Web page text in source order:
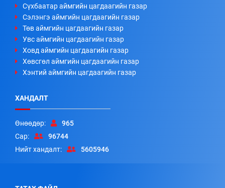
Сүхбаатар аймгийн цагдаагийн газар
Сэлэнгэ аймгийн цагдаагийн газар
Төв аймгийн цагдаагийн газар
Увс аймгийн цагдаагийн газар
Ховд аймгийн цагдаагийн газар
Хөвсгөл аймгийн цагдаагийн газар
Хэнтий аймгийн цагдаагийн газар
ХАНДАЛТ
Өнөөдөр:
965
Сар:
96744
Нийт хандалт:
5605946